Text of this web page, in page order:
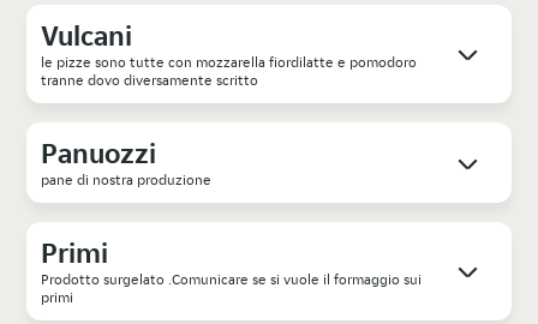
Vulcani
le pizze sono tutte con mozzarella fiordilatte e pomodoro
tranne dovo diversamente scritto
Panuozzi
pane di nostra produzione
Primi
Prodotto surgelato .Comunicare se si vuole il formaggio sui
primi